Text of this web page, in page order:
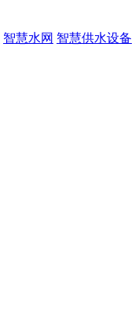
智慧水网 智慧供水设备